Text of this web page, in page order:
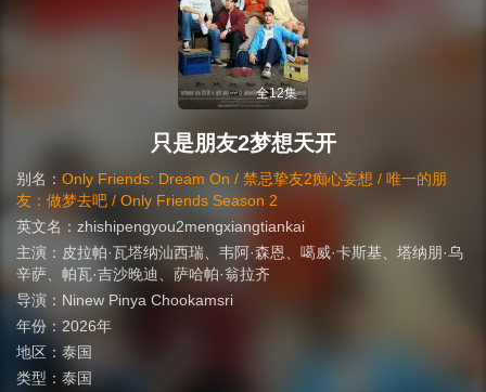
全12集
只是朋友2梦想天开
别名： Only Friends: Dream On / 禁忌挚友2痴心妄想 / 唯一的朋
友：做梦去吧 / Only Friends Season 2
英文名： zhishipengyou2mengxiangtiankai
主演： 皮拉帕·瓦塔纳汕西瑞 韦阿·森恩 噶威·卡斯基
塔纳朋·乌
辛萨
帕瓦·吉沙晚迪
萨哈帕·翁拉齐
导演： Ninew Pinya Chookamsri
年份： 2026年
地区： 泰国
类型： 泰国